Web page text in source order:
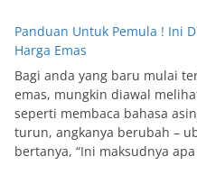
Panduan Untuk Pemula ! Ini
Harga Emas
Bagi anda yang baru mulai
emas, mungkin diawal
seperti membaca bahasa
turun, angkanya berubah –
bertanya, “Ini maksudnya